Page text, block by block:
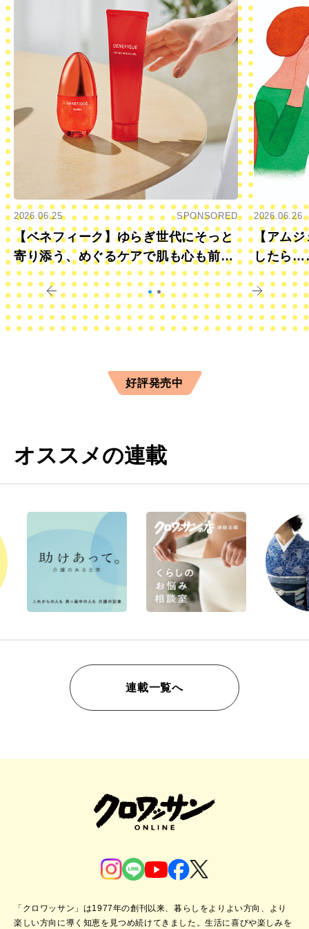
2026.06.25 SPONSORED
【ベネフィーク】ゆらぎ世代にそっと
寄り添う、めぐるケアで肌も心も前向
きに
2026.06.26
【アムジ
したら
すか？
好評発売中
オススメの連載
連載一覧へ
「クロワッサン」は1977年の創刊以来、暮らしをよりよい方向、より
楽しい方向に導く知恵を見つめ続けてきました。生活に喜びや楽しみを